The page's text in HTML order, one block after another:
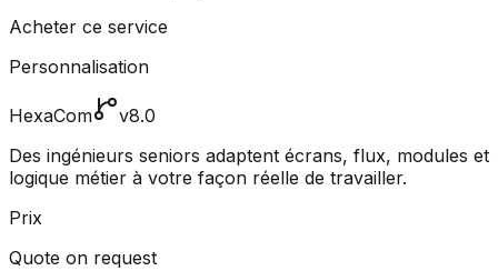
Acheter ce service
Personnalisation
HexaCom
v8.0
Des ingénieurs seniors adaptent écrans, flux, modules et
logique métier à votre façon réelle de travailler.
Prix
Quote on request